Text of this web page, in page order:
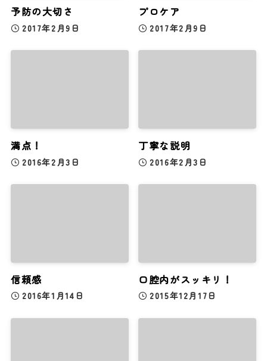
予防の大切さ
2017年2月9日
プロケア
2017年2月9日
満点！
2016年2月3日
丁寧な説明
2016年2月3日
信頼感
2016年1月14日
口腔内がスッキリ！
2015年12月17日